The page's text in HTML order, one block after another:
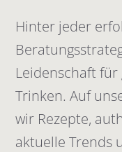
Hinter jeder
Leidenschaft für
Trinken. Auf
wir Rezepte,
aktuelle Trends